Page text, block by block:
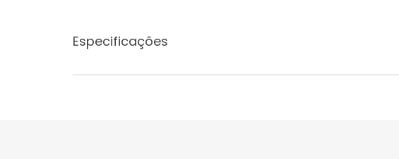
Especificações